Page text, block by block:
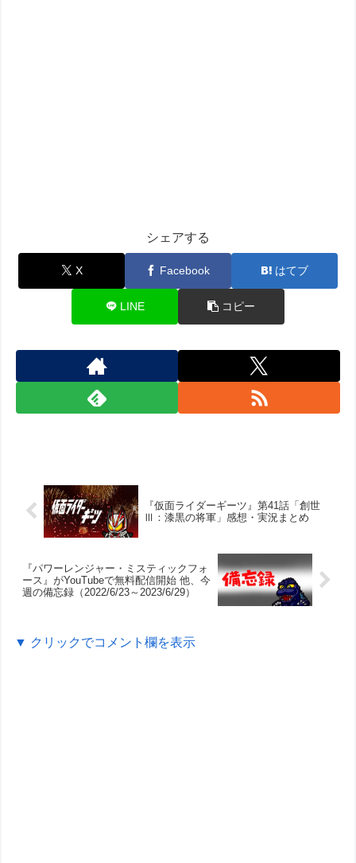
シェアする
X Facebook はてブ
LINE コピー
『仮面ライダーギーツ』第41話「創世
Ⅲ：漆黒の将軍」感想・実況まとめ
『パワーレンジャー・ミスティックフォ
ース』がYouTubeで無料配信開始 他、今
週の備忘録（2022/6/23～2023/6/29）
▼ クリックでコメント欄を表示